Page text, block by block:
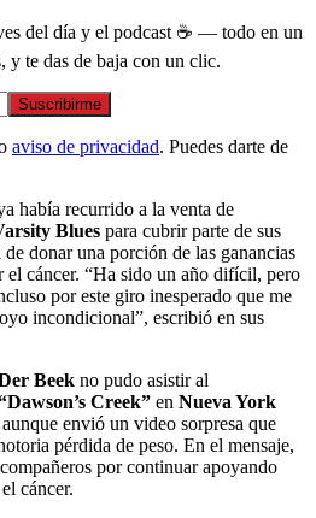
del día y el podcast ☕ — todo en un
y te das de baja con un clic.
Suscribirme
aviso de privacidad. Puedes darte de
había recurrido a la venta de
Blues para cubrir parte de sus
donar una porción de las ganancias
el cáncer. “Ha sido un año difícil, pero
por este giro inesperado que me
incondicional”, escribió en sus
Beek no pudo asistir al
Creek” en Nueva York
envió un video sorpresa que
pérdida de peso. En el mensaje,
por continuar apoyando
cáncer.